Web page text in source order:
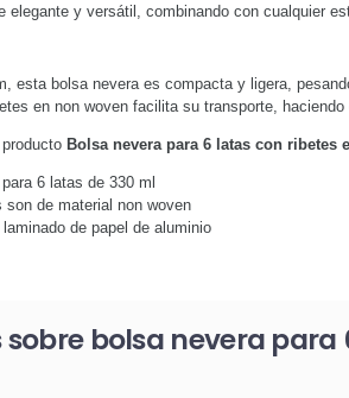
elegante y versátil, combinando con cualquier
esta bolsa nevera es compacta y ligera,
en non woven facilita su transporte,
Bolsa nevera para 6 latas con ribetes
6 latas de 330 ml
de material non woven
de papel de aluminio
bolsa nevera